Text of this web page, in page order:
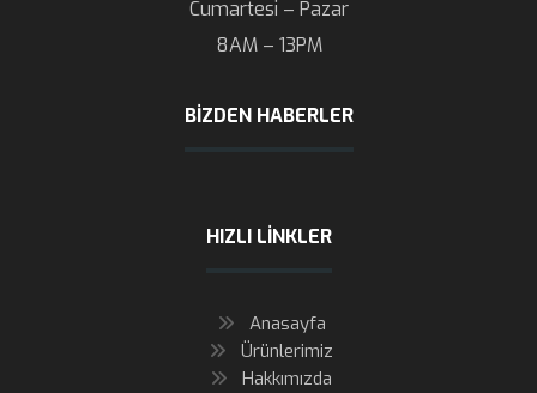
Cumartesi – Pazar
8AM – 13PM
BIZDEN HABERLER
HIZLI LINKLER
Anasayfa
Ürünlerimiz
Hakkımızda